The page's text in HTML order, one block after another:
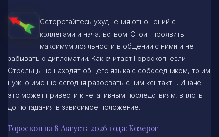
Остерегайтесь ухудшения отношений с
коллегами и начальством. Стоит проявить
максимум лояльности в общении с ними и не
забывать о дипломатии. Как считает Гороскоп: если
Стрельцы не находят общего языка с собеседником, то им
нужно именно сегодня разорвать с ним контакты. Иначе
это может привести к негативным последствиям, вплоть
до попадания в зависимое положение.
Гороскоп на 8 Августа 2026 года: Козерог